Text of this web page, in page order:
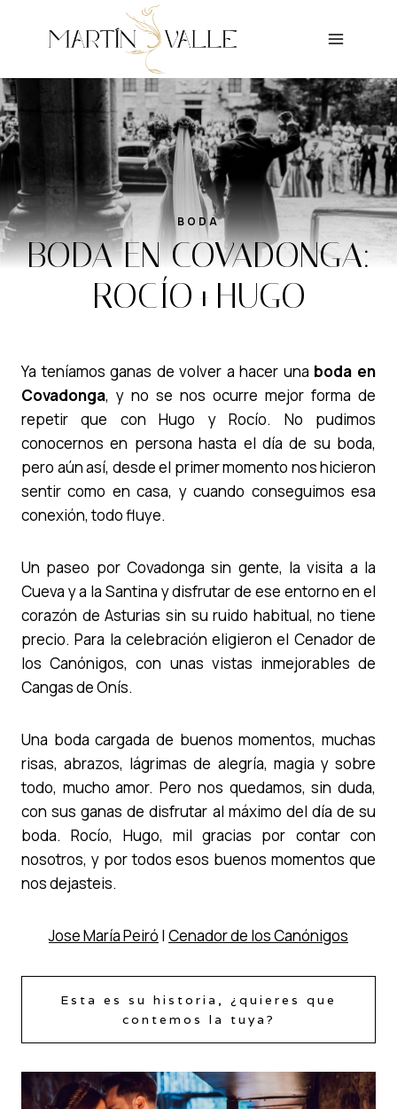
BODA
BODA EN COVADONGA:
ROCÍO+HUGO
Ya teníamos ganas de volver a hacer una boda en
Covadonga, y no se nos ocurre mejor forma de
repetir que con Hugo y Rocío. No pudimos
conocernos en persona hasta el día de su boda,
pero aún así, desde el primer momento nos hicieron
sentir como en casa, y cuando conseguimos esa
conexión, todo fluye.
Un paseo por Covadonga sin gente, la visita a la
Cueva y a la Santina y disfrutar de ese entorno en el
corazón de Asturias sin su ruido habitual, no tiene
precio. Para la celebración eligieron el Cenador de
los Canónigos, con unas vistas inmejorables de
Cangas de Onís.
Una boda cargada de buenos momentos, muchas
risas, abrazos, lágrimas de alegría, magia y sobre
todo, mucho amor. Pero nos quedamos, sin duda,
con sus ganas de disfrutar al máximo del día de su
boda. Rocío, Hugo, mil gracias por contar con
nosotros, y por todos esos buenos momentos que
nos dejasteis.
Jose María Peiró | Cenador de los Canónigos
Esta es su historia, ¿quieres que
contemos la tuya?